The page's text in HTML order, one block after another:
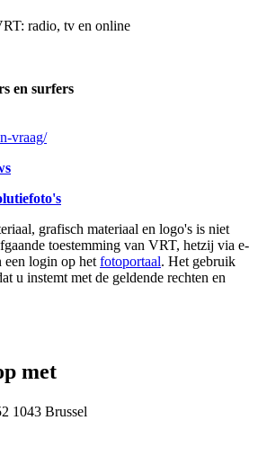
radio, tv en online
en surfers
vraag/
grafisch materiaal en logo's is niet
toestemming van VRT, hetzij via e-
een login op het fotoportaal. Het gebruik
u instemt met de geldende rechten en
met
1043 Brussel